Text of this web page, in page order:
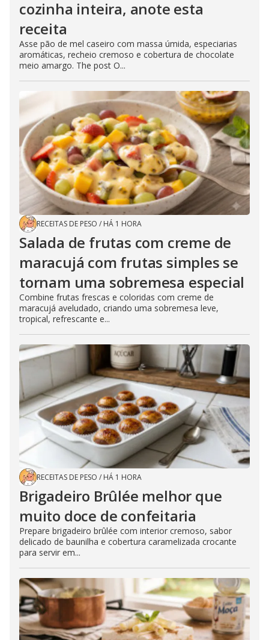
cozinha inteira, anote esta
receita
Asse pão de mel caseiro com massa úmida, especiarias
aromáticas, recheio cremoso e cobertura de chocolate
meio amargo. The post O...
RECEITAS DE PESO / HÁ 1 HORA
Salada de frutas com creme de
maracujá com frutas simples se
tornam uma sobremesa especial
Combine frutas frescas e coloridas com creme de
maracujá aveludado, criando uma sobremesa leve,
tropical, refrescante e...
RECEITAS DE PESO / HÁ 1 HORA
Brigadeiro Brûlée melhor que
muito doce de confeitaria
Prepare brigadeiro brûlée com interior cremoso, sabor
delicado de baunilha e cobertura caramelizada crocante
para servir em...